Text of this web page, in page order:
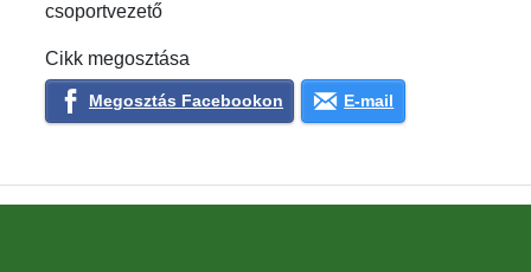
csoportvezető
Cikk megosztása
Megosztás Facebookon E-mail